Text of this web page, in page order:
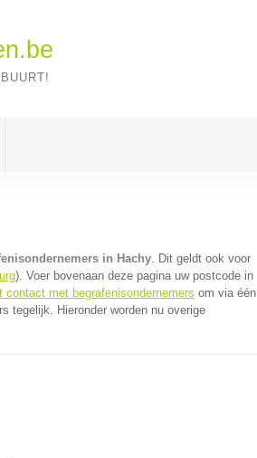
in Hachy. Dit geldt ook voor
). Voer bovenaan deze pagina uw postcode in
contact met begrafenisondernemers om via één
tegelijk. Hieronder worden nu overige